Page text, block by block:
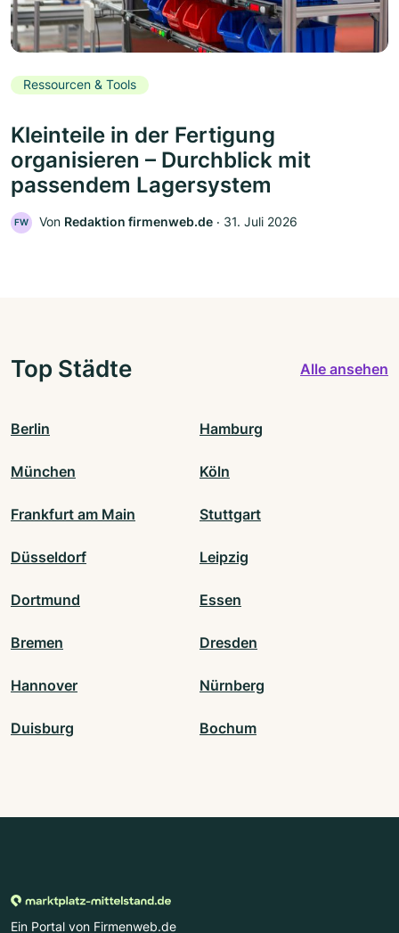
Ressourcen & Tools
Kleinteile in der Fertigung
organisieren – Durchblick mit
passendem Lagersystem
FW Von Redaktion firmenweb.de ‧ 31. Juli 2026
Top Städte Alle ansehen
Berlin Hamburg
München Köln
Frankfurt am Main Stuttgart
Düsseldorf Leipzig
Dortmund Essen
Bremen Dresden
Hannover Nürnberg
Duisburg Bochum
Ein Portal von Firmenweb.de